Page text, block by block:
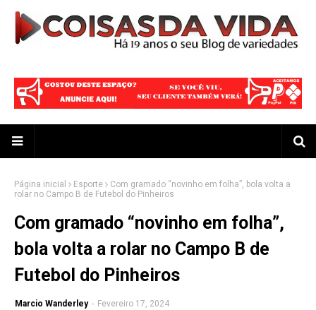
Página inicial Esporte
Com gramado “novinho em folha”, bola volta a
rolar no Campo B de Futebol do Pinheiros
Com gramado “novinho em folha”,
bola volta a rolar no Campo B de
Futebol do Pinheiros
Marcio Wanderley - Fevereiro 17, 2024